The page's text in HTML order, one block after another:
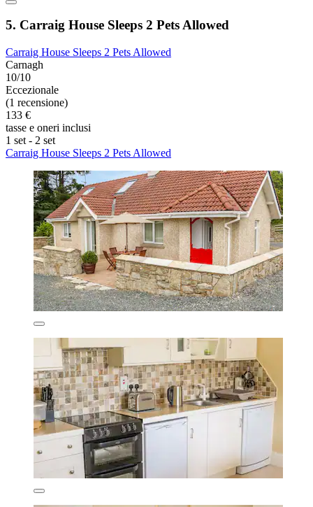
5. Carraig House Sleeps 2 Pets Allowed
Carraig House Sleeps 2 Pets Allowed
Carnagh
10/10
Eccezionale
(1 recensione)
133 €
tasse e oneri inclusi
1 set - 2 set
Carraig House Sleeps 2 Pets Allowed